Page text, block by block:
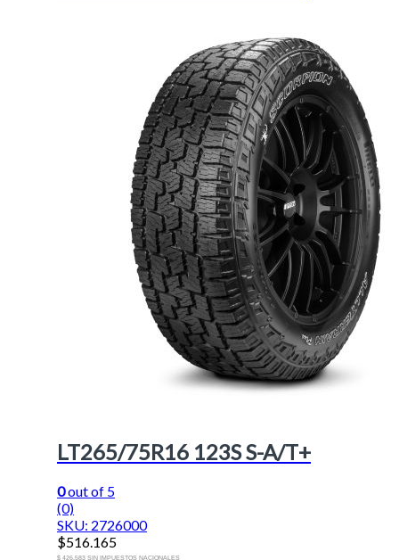
LT265/75R16 123S S-A/T+
0out of 5
(0)
SKU: 2726000
$516.165
$ 426.583 SIN IMPUESTOS NACIONALES